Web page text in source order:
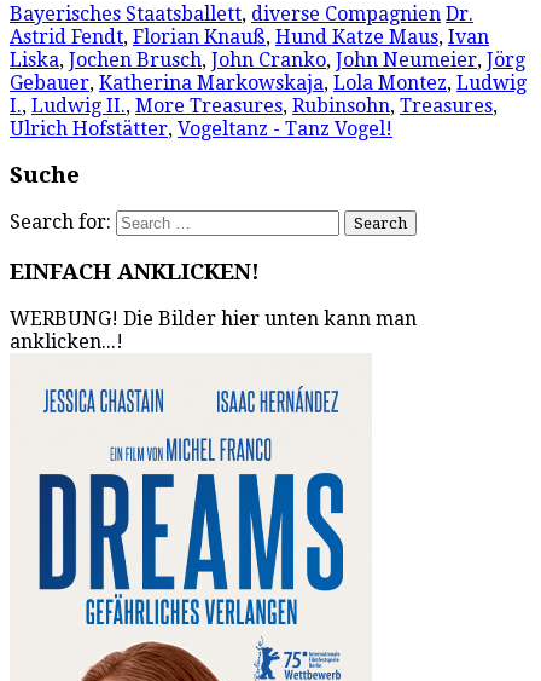
Bayerisches Staatsballett, diverse Compagnien Dr.
Astrid Fendt, Florian Knauß, Hund Katze Maus, Ivan
Liska, Jochen Brusch, John Cranko, John Neumeier, Jörg
Gebauer, Katherina Markowskaja, Lola Montez, Ludwig
I., Ludwig II., More Treasures, Rubinsohn, Treasures,
Ulrich Hofstätter, Vogeltanz - Tanz Vogel!
Suche
Search for:
EINFACH ANKLICKEN!
WERBUNG! Die Bilder hier unten kann man
anklicken...!